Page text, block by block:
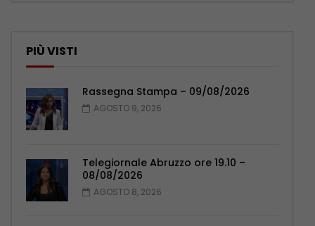
PIÙ VISTI
Rassegna Stampa – 09/08/2026
AGOSTO 9, 2026
Telegiornale Abruzzo ore 19.10 –
08/08/2026
AGOSTO 8, 2026